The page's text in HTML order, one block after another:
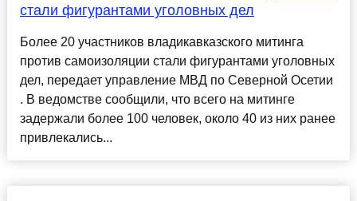
стали фигурантами уголовных дел
Более 20 участников владикавказского митинга
против самоизоляции стали фигурантами уголовных
дел, передает управление МВД по Северной Осетии
. В ведомстве сообщили, что всего на митинге
задержали более 100 человек, около 40 из них ранее
привлекались...